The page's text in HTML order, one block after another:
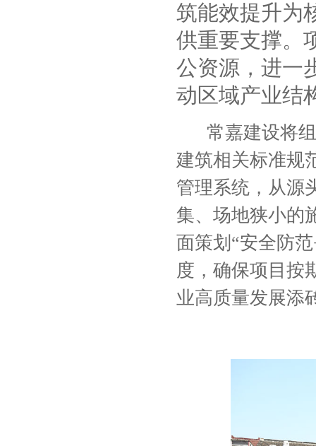
筑能效提升为
供重要支撑。
公资源，进一
动区域产业结
常嘉建设将
建筑相关标准规
管理系统，从源
集、场地狭小的
面策划 “安全防
度，确保项目按
业高质量发展添